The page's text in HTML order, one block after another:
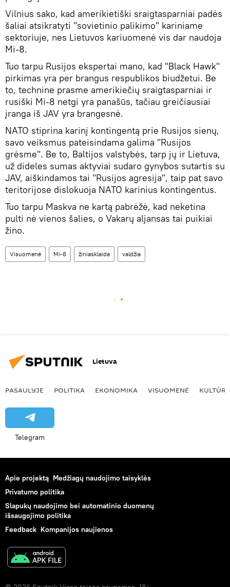
Vilnius sako, kad amerikietiški sraigtasparniai padės
šaliai atsikratyti "sovietinio palikimo" kariniame
sektoriuje, nes Lietuvos kariuomenė vis dar naudoja
Mi-8.
Tuo tarpu Rusijos ekspertai mano, kad "Black Hawk"
pirkimas yra per brangus respublikos biudžetui. Be
to, technine prasme amerikiečių sraigtasparniai ir
rusiški Mi-8 netgi yra panašūs, tačiau greičiausiai
įranga iš JAV yra brangesnė.
NATO stiprina karinį kontingentą prie Rusijos sienų,
savo veiksmus pateisindama galima "Rusijos
grėsme". Be to, Baltijos valstybės, tarp jų ir Lietuva,
už dideles sumas aktyviai sudaro gynybos sutartis su
JAV, aiškindamos tai "Rusijos agresija", taip pat savo
teritorijose dislokuoja NATO karinius kontingentus.
Tuo tarpu Maskva ne kartą pabrėžė, kad neketina
pulti nė vienos šalies, o Vakarų aljansas tai puikiai
žino.
Visuomenė Mi-8 žiniasklaida valdžia
Lietuva
PASAULYJE POLITIKA EKONOMIKA VISUOMENĖ KULTŪRA
Telegram
Apie projektą Medžiagų naudojimo taisyklės
Privatumo politika
Slapukų naudojimo bei automatinio duomenų
išsaugojimo politika
Feedback Kompanijos naujienos